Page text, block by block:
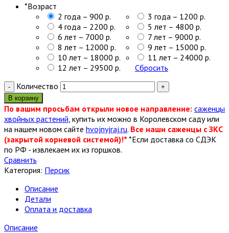
*Возраст
2 года – 900 р.
3 года – 1200 р.
4 года – 2200 р.
5 лет – 4800 р.
6 лет – 7000 р.
7 лет – 9000 р.
8 лет – 12000 р.
9 лет – 15000 р.
10 лет – 18000 р.
11 лет – 24000 р.
12 лет – 29500 р.
Сбросить
Количество
В корзину
По вашим просьбам открыли новое направление: саженцы
хвойных растений , купить их можно в Королевском саду или
на нашем новом сайте hvojnyjraj.ru. Все наши саженцы с ЗКС
(закрытой корневой системой)!* *Если доставка со СДЭК
по РФ - извлекаем их из горшков.
Сравнить
Категория: Персик
Описание
Детали
Оплата и доставка
Описание